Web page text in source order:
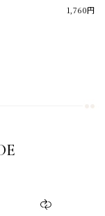
1,760円